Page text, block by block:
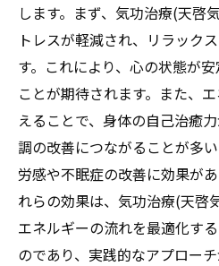
します。まず、気功治療(天啓
トレスが軽減され、リラック
す。これにより、心の状態が
ことが期待されます。また、
えることで、身体の自己治癒
調の改善につながることが多
労感や不眠症の改善に効果が
れらの効果は、気功治療(天啓
エネルギーの流れを最適化す
のであり、実践的なアプローチ